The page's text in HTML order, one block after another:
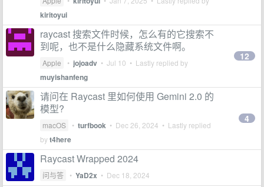
kiritoyui
raycast 搜索文件时候，怎么有的它搜索不
到呢，也不是什么隐藏系统文件啊。
Apple • jojoadv • Jul 10 • Lastly replied by
muyishanfeng
12
请问在 Raycast 里如何使用 Gemini 2.0 的
模型?
macOS • turfbook • Dec 26, 2024 • Lastly replied
byt4here
4
Raycast Wrapped 2024
问与答 • YaD2x • Dec 18, 2024